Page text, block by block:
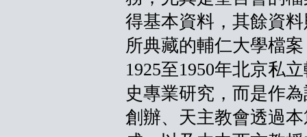
得基本資料，其餘資
所典藏的輔仁大學檔
1925至1950年北京私
史專業研究，而是作
創辦、天主教會透過